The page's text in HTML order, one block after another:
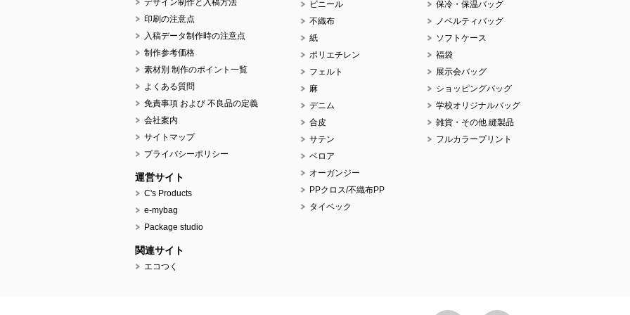
デザイン制作と入稿方法
印刷の注意点
入稿データ制作時の注意点
制作参考価格
素材別 制作のポイント一覧
よくある質問
免責事項 および 不良品の定義
会社案内
サイトマップ
プライバシーポリシー
運営サイト
C's Products
e-mybag
Package studio
関連サイト
エコつく
ビニール
不織布
紙
ポリエチレン
フェルト
麻
デニム
合皮
サテン
ベロア
オーガンジー
PPクロス/不織布PP
タイベック
保冷・保温バッグ
ノベルティバッグ
ソフトケース
福袋
展示会バッグ
ショッピングバッグ
学校オリジナルバッグ
雑貨・その他 縫製品
フルカラープリント